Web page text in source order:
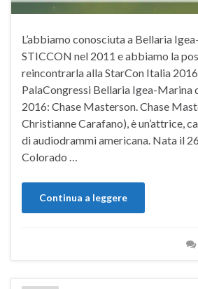
L’abbiamo conosciuta a Bellaria
STICCON nel 2011 e abbiamo la
reincontrarla alla StarCon Italia
PalaCongressi Bellaria Igea-Marina
2016: Chase Masterson. Chase
Christianne Carafano), è un’attrice,
di audiodrammi americana. Nata il
Colorado …
Continua a leggere